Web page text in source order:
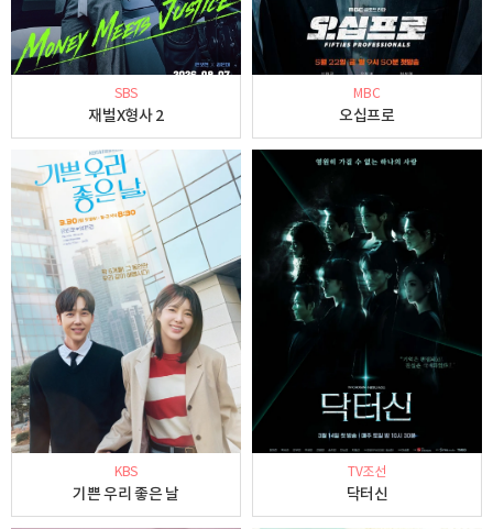
SBS
재벌X형사 2
MBC
오십프로
KBS
기쁜 우리 좋은 날
TV조선
닥터신